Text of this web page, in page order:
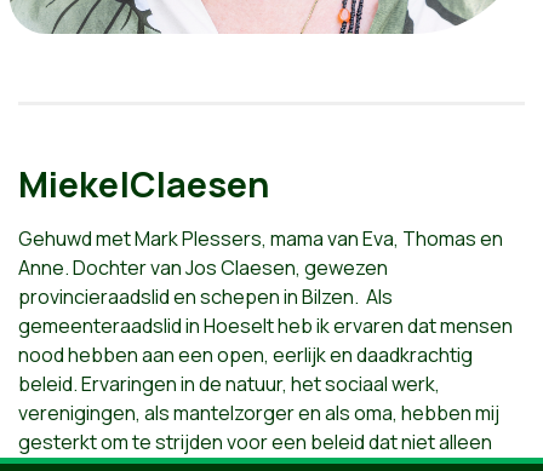
Mieke|Claesen
Gehuwd met Mark Plessers, mama van Eva, Thomas en
Anne. Dochter van Jos Claesen, gewezen
provincieraadslid en schepen in Bilzen. Als
gemeenteraadslid in Hoeselt heb ik ervaren dat mensen
nood hebben aan een open, eerlijk en daadkrachtig
beleid. Ervaringen in de natuur, het sociaal werk,
verenigingen, als mantelzorger en als oma, hebben mij
gesterkt om te strijden voor een beleid dat niet alleen